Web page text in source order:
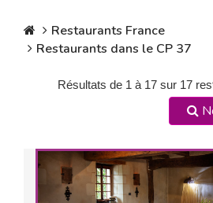
Restaurants France
Restaurants dans le CP 37
Résultats de 1 à 17 sur 17